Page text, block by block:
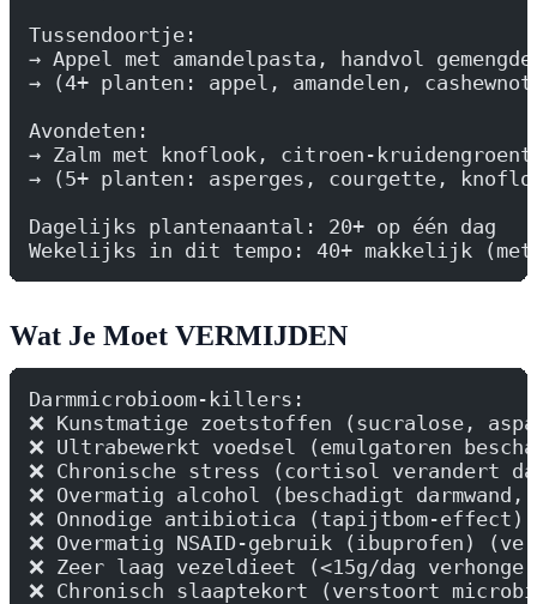
Tussendoortje:
→ Appel met amandelpasta, handvol
→ (4+ planten: appel, amandelen,
Avondeten:
→ Zalm met knoflook, citroen-
→ (5+ planten: asperges, courgette,
Dagelijks plantenaantal: 20+ op één dag
Wekelijks in dit tempo: 40+ makkelijk
Wat Je Moet VERMIJDEN
Darmmicrobioom-killers:
❌ Kunstmatige zoetstoffen (sucralose,
❌ Ultrabewerkt voedsel (emulgatoren
❌ Chronische stress (cortisol verandert
❌ Overmatig alcohol (beschadigt
❌ Onnodige antibiotica (tapijtbom-effect)
❌ Overmatig NSAID-gebruik (ibuprofen)
❌ Zeer laag vezeldieet (<15g/dag
❌ Chronisch slaaptekort (verstoort